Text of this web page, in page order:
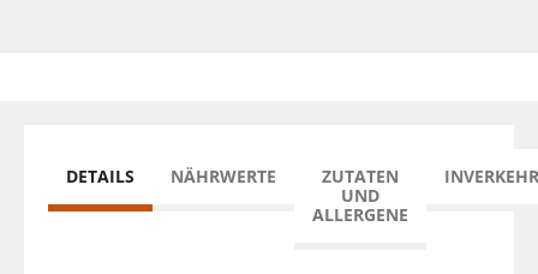
DETAILS NÄHRWERTE
ZUTATEN
UND
ALLERGENE